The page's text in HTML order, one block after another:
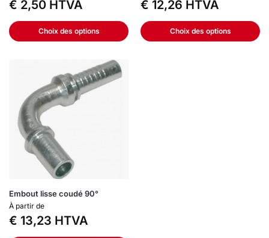
€ 2,50 HTVA
Choix des options
€ 12,26 HTVA
Choix des options
Embout lisse coudé 90°
À partir de
€ 13,23 HTVA